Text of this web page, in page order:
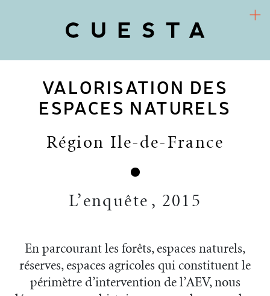
COOPÉRATIVE D’URBANISME CULTUREL
Arts / Territoires / Sociétés
CUESTA
RECHERCHE-ACTION
VALORISATION DES
ESPACES NATURELS
Région Ile-de-France
L’enquête, 2015
En parcourant les forêts, espaces naturels,
réserves, espaces agricoles qui constituent le
périmètre d’intervention de l’AEV, nous